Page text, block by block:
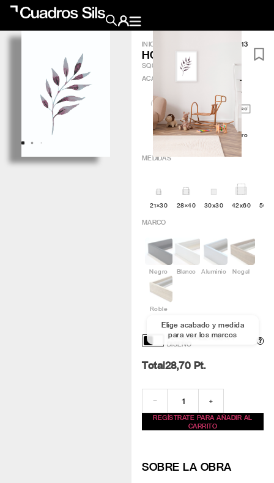
Obra Pictórica
Obra Gráfica
Inspiración
Crea tu pared
INICIO HOJA 13
HOJA 13
SQ076
ACABADO
Artic Minimal Q4attro
MEDIDAS
21×30 28×40 30x30 42x60
PERSONALIZACIÓN Y
DISEÑO
?
MARCO
Negro Blanco Aluminio Nogal
Roble
Elige acabado y medida
para ver los marcos
Total28,70 Pt.
− +
REGÍSTRATE PARA AÑADIR AL
CARRITO
SOBRE LA OBRA